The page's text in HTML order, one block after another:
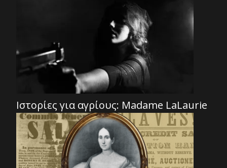
Ιστορίες για αγρίους: Madame LaLaurie